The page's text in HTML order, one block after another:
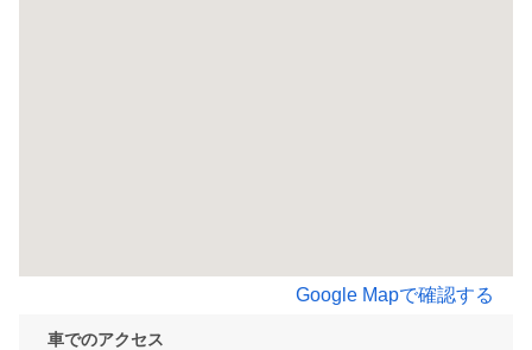
Google Mapで確認する
車でのアクセス